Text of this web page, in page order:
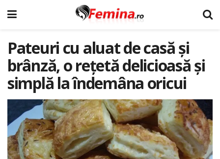
Pateuri cu aluat de casă și
brânză, o rețetă delicioasă și
simplă la îndemâna oricui